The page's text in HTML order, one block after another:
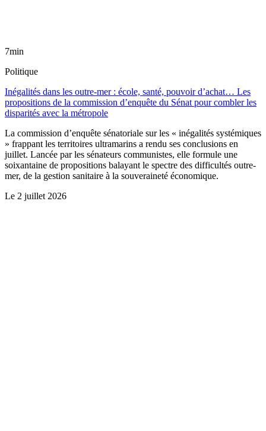
7min
Politique
Inégalités dans les outre-mer : école, santé, pouvoir d’achat… Les
propositions de la commission d’enquête du Sénat pour combler les
disparités avec la métropole
La commission d’enquête sénatoriale sur les « inégalités systémiques
» frappant les territoires ultramarins a rendu ses conclusions en
juillet. Lancée par les sénateurs communistes, elle formule une
soixantaine de propositions balayant le spectre des difficultés outre-
mer, de la gestion sanitaire à la souveraineté économique.
Le 2 juillet 2026